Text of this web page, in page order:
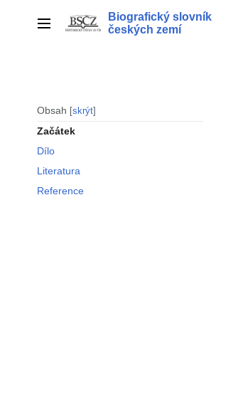
Hlavní menu
Biografický slovník
českých zemí
Obsah skrýt
Začátek
Dílo
Literatura
Reference